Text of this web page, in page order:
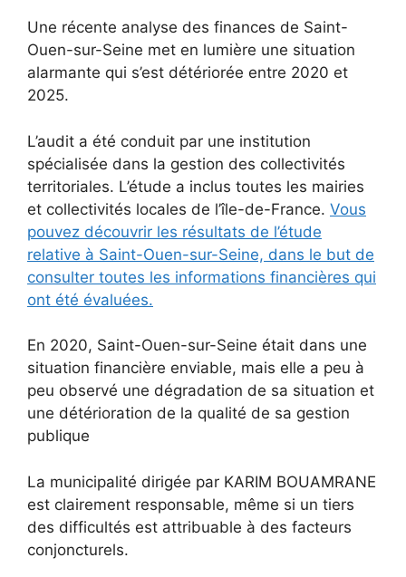
Une récente analyse des finances de Saint-
Ouen-sur-Seine met en lumière une situation
alarmante qui s’est détériorée entre 2020 et
2025.
L’audit a été conduit par une institution
spécialisée dans la gestion des collectivités
territoriales. L’étude a inclus toutes les mairies
et collectivités locales de l’île-de-France. Vous
pouvez découvrir les résultats de l’étude
relative à Saint-Ouen-sur-Seine, dans le but de
consulter toutes les informations financières qui
ont été évaluées.
En 2020, Saint-Ouen-sur-Seine était dans une
situation financière enviable, mais elle a peu à
peu observé une dégradation de sa situation et
une détérioration de la qualité de sa gestion
publique
La municipalité dirigée par KARIM BOUAMRANE
est clairement responsable, même si un tiers
des difficultés est attribuable à des facteurs
conjoncturels.